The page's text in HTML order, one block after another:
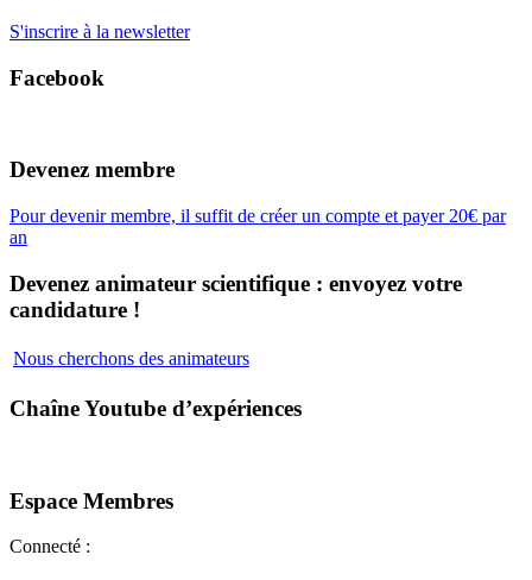
S'inscrire à la newsletter
Facebook
Devenez membre
Pour devenir membre, il suffit de créer un compte et payer 20€ par
an
Devenez animateur scientifique : envoyez votre
candidature !
Nous cherchons des animateurs
Chaîne Youtube d’expériences
Espace Membres
Connecté :